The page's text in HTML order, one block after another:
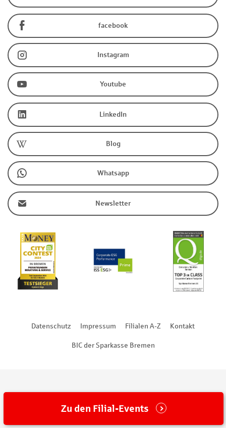
Zu den Filial-Events
facebook
Instagram
Youtube
LinkedIn
Blog
Whatsapp
Newsletter
Datenschutz Impressum Filialen A-Z Kontakt
BIC der Sparkasse Bremen